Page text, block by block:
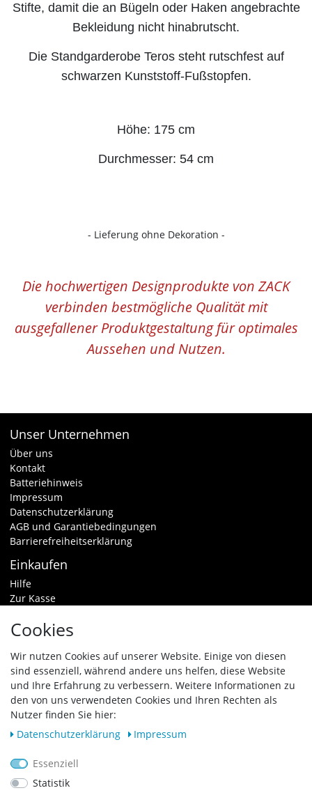
Stifte, damit die an Bügeln oder Haken angebrachte
Bekleidung nicht hinabrutscht.
Die Standgarderobe Teros steht rutschfest auf
schwarzen Kunststoff-Fußstopfen.
Höhe: 175 cm
Durchmesser: 54 cm
- Lieferung ohne Dekoration -
Die hochwertigen Designprodukte von ZACK
verbinden bestmögliche Qualität mit
ausgefallener Produktgestaltung für optimales
Aussehen und Nutzen.
Unser Unternehmen
Über uns
Kontakt
Batteriehinweis
Impressum
Datenschutzerklärung
AGB und Garantiebedingungen
Barrierefreiheitserklärung
Einkaufen
Hilfe
Zur Kasse
Zahlungsarten & Versand
Vertrag widerrufen
Zahlungsarten
Cookies
Wir nutzen Cookies auf unserer Website. Einige von diesen
sind essenziell, während andere uns helfen, diese Website
und Ihre Erfahrung zu verbessern. Weitere Informationen zu
den von uns verwendeten Cookies und Ihren Rechten als
Nutzer finden Sie hier:
Daten­schutz­erklärung
Impressum
Essenziell
Statistik